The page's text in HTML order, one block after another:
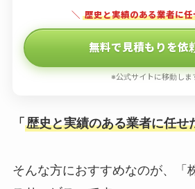
＼ 歴史と実績のある業者に
無料で見積もりを依
※公式サイトに移動しま
「 歴史と実績のある業者に任
そんな方におすすめなのが、「